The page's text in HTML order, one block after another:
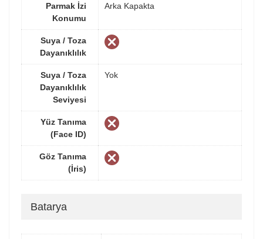
Parmak İzi
Konumu
Arka Kapakta
Suya / Toza
Dayanıklılık
Suya / Toza
Dayanıklılık
Seviyesi
Yok
Yüz Tanıma
(Face ID)
Göz Tanıma
(İris)
Batarya